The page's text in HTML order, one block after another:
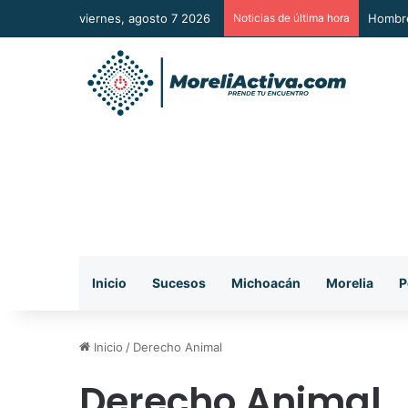
viernes, agosto 7 2026 Noticias de última hora A
Inicio Sucesos Michoacán Morelia
Inicio / Derecho Animal